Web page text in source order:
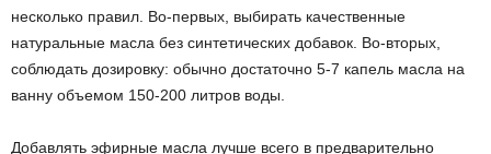
несколько правил. Во-первых, выбирать качественные
натуральные масла без синтетических добавок. Во-вторых,
соблюдать дозировку: обычно достаточно 5-7 капель масла на
ванну объемом 150-200 литров воды.
Добавлять эфирные масла лучше всего в предварительно